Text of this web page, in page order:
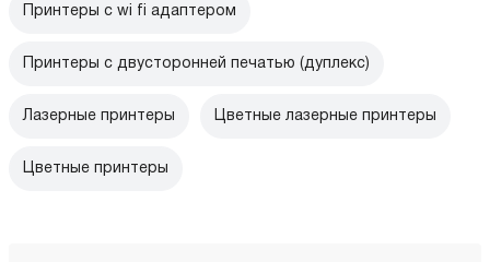
Принтеры с wi fi адаптером
Принтеры с двусторонней печатью (дуплекс)
Лазерные принтеры Цветные лазерные принтеры
Цветные принтеры